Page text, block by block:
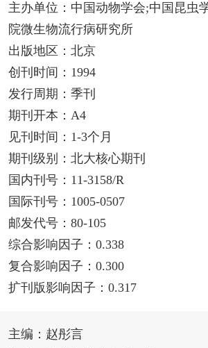
主办单位：中国动物学会;中国昆虫
院微生物流行病研究所
出版地区：北京
创刊时间：1994
发行周期：季刊
期刊开本：A4
见刊时间：1-3个月
期刊级别：北大核心期刊
国内刊号：11-3158/R
国际刊号：1005-0507
邮发代号：80-105
综合影响因子：0.338
复合影响因子：0.300
扩刊版影响因子：0.317
主编：赵彤言